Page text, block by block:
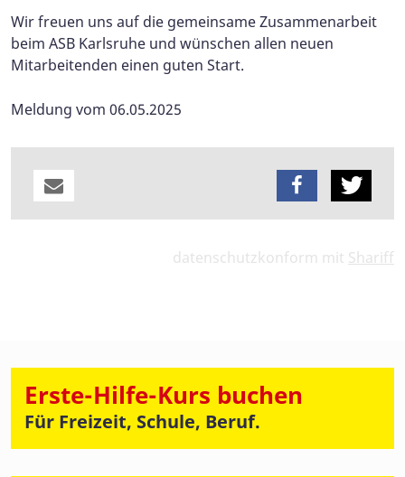
Wir freuen uns auf die gemeinsame Zusammenarbeit
beim ASB Karlsruhe und wünschen allen neuen
Mitarbeitenden einen guten Start.
Meldung vom 06.05.2025
datenschutzkonform mit Shariff
Erste-Hilfe-Kurs buchen
Für Freizeit, Schule, Beruf.